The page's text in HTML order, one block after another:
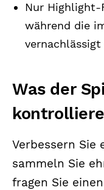
Nur Highlight-
während die
Was der
Verbessern Sie
sammeln Sie
fragen Sie